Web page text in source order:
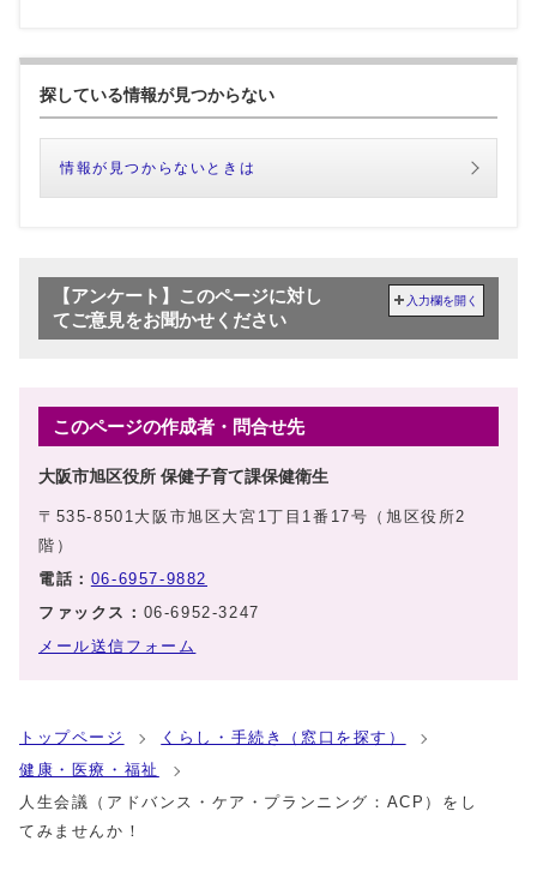
探している情報が見つからない
情報が見つからないときは
【アンケート】このページに対し
てご意見をお聞かせください
入力欄を開く
このページの作成者・問合せ先
大阪市旭区役所 保健子育て課保健衛生
〒535-8501大阪市旭区大宮1丁目1番17号（旭区役所2
階）
電話： 06-6957-9882
ファックス： 06-6952-3247
メール送信フォーム
トップページ
くらし・手続き（窓口を探す）
健康・医療・福祉
人生会議（アドバンス・ケア・プランニング：ACP）をし
てみませんか！